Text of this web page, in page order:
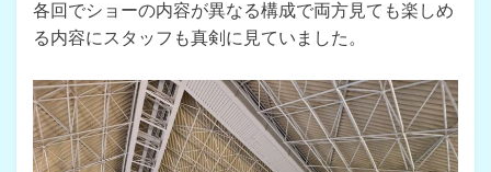
各回でショーの内容が異なる構成で両方見ても楽しめ
る内容にスタッフも真剣に見ていました。